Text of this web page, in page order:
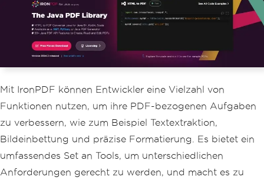
Mit IronPDF können Entwickler eine Vielzahl von
Funktionen nutzen, um ihre PDF-bezogenen Aufgaben
zu verbessern, wie zum Beispiel Textextraktion,
Bildeinbettung und präzise Formatierung. Es bietet ein
umfassendes Set an Tools, um unterschiedlichen
Anforderungen gerecht zu werden, und macht es zu